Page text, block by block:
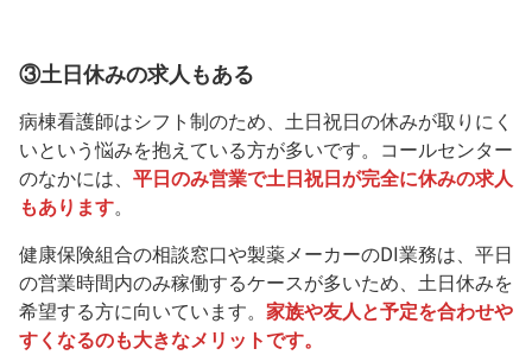
③土日休みの求人もある
病棟看護師はシフト制のため、土日祝日の休みが取りにく
いという悩みを抱えている方が多いです。コールセンター
のなかには、 平日のみ営業で土日祝日が完全に休みの求人
もあります。
健康保険組合の相談窓口や製薬メーカーのDI業務は、平日
の営業時間内のみ稼働するケースが多いため、土日休みを
希望する方に向いています。 家族や友人と予定を合わせや
すくなるのも大きなメリットです。